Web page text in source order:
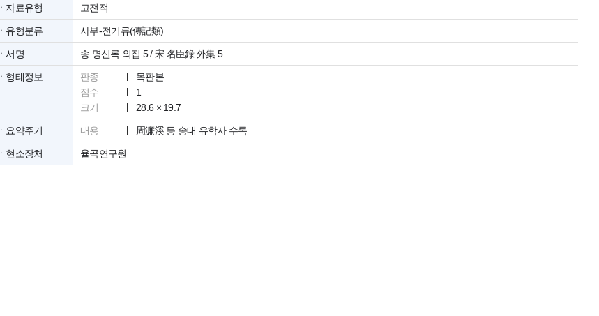
ㆍ자료유형 고전적
ㆍ유형분류 사부-전기류(傳記類)
ㆍ서명 송 명신록 외집 5 / 宋 名臣錄 外集 5
ㆍ형태정보 판종
목판본
점수
1
크기
28.6 × 19.7
ㆍ요약주기 내용 周濂溪 등 송대 유학자 수록
ㆍ현소장처 율곡연구원